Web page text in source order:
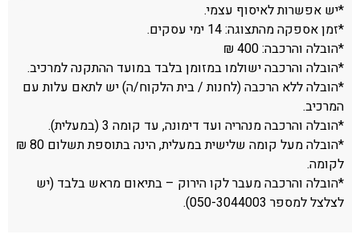
*יש אפשרות לאיסוף עצמי.
*זמן אספקה מהתצוגה: 14 ימי עסקים.
*הובלה והרכבה: 400 ₪
*הובלה והרכבה ישולמו במזומן בלבד במועד ההתקנה למרכיב.
*הובלה ללא הרכבה (לחנות / בית הלקוח/ה) יש לתאם עלות עם
המרכיב.
*הובלה והרכבה מנהריה ועד דימונה, עד קומה 3 (במעלית).
*הובלה מעל קומה שלישית במעלית, הינה בתוספת תשלום 80 ₪
לקומה.
*הובלה והרכבה מעבר לקו הירוק – בתיאום מראש בלבד (יש
לצלצל למספר 050-3044003).